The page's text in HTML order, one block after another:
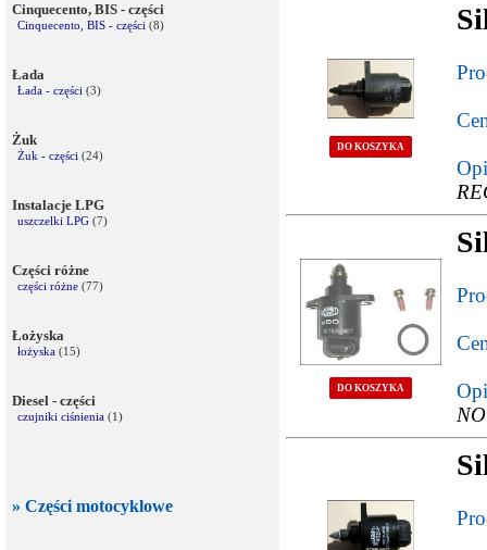
Cinquecento, BIS - części
Cinquecento, BIS - części (8)
Łada
Łada - części (3)
Żuk
Żuk - części (24)
Instalacje LPG
uszczelki LPG (7)
Części różne
części różne (77)
Łożyska
łożyska (15)
Diesel - części
czujniki ciśnienia (1)
» Części motocyklowe
DO KOSZYKA
DO KOSZYKA